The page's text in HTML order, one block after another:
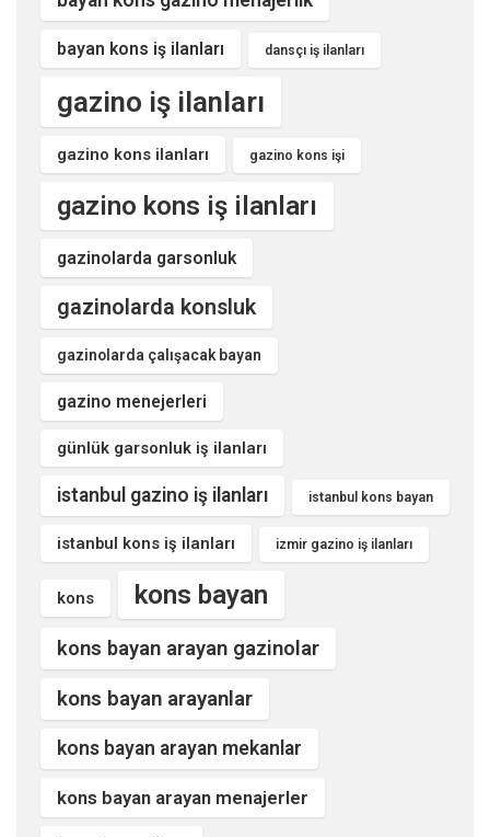
bayan kons iş ilanları dansçı iş ilanları
gazino iş ilanları
gazino kons ilanları gazino kons işi
gazino kons iş ilanları
gazinolarda garsonluk
gazinolarda konsluk
gazinolarda çalışacak bayan
gazino menejerleri
günlük garsonluk iş ilanları
istanbul gazino iş ilanları istanbul kons bayan
istanbul kons iş ilanları izmir gazino iş ilanları
kons kons bayan
kons bayan arayan gazinolar
kons bayan arayanlar
kons bayan arayan mekanlar
kons bayan arayan menajerler